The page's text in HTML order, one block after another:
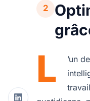
2
L ’un